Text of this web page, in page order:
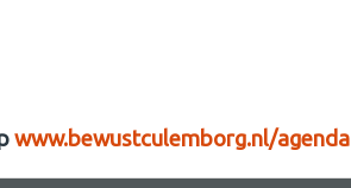
www.bewustculemborg.nl/agenda